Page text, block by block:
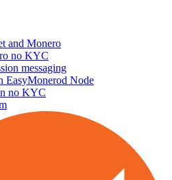
and Monero
no KYC
messaging
EasyMonerod Node
no KYC